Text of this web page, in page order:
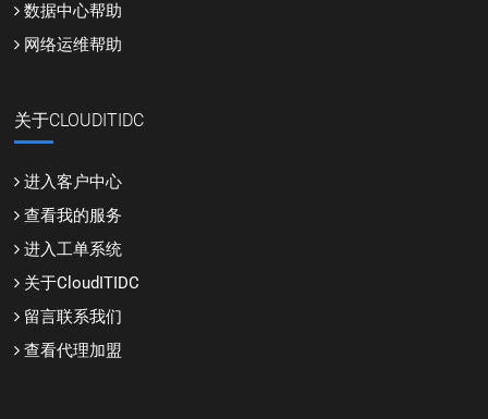
数据中心帮助
网络运维帮助
关于CLOUDITIDC
进入客户中心
查看我的服务
进入工单系统
关于CloudITIDC
留言联系我们
查看代理加盟